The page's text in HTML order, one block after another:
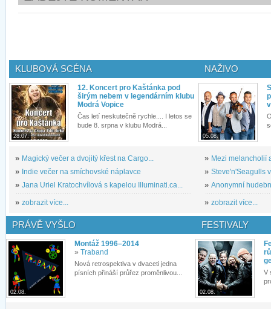
KLUBOVÁ SCÉNA
28.07.
12. Koncert pro Kaštánka pod
širým nebem v legendárním klubu
Modrá Vopice
Čas letí neskutečně rychle.... I letos se
bude 8. srpna v klubu Modrá...
» Magický večer a dvojitý křest na Cargo...
» Indie večer na smíchovské náplavce
» Jana Uriel Kratochvílová s kapelou Illuminati.ca...
» zobrazit více...
NAŽIVO
05.08.
» Mezi melancholií
» Steve'n'Seagulls
» Anonymní
» zobrazit více...
PRÁVĚ VYŠLO
02.08.
Montáž 1996–2014
» Traband
Nová retrospektiva v dvaceti jedna
písních přináší průřez proměnlivou...
FESTIVALY
02.08.
V